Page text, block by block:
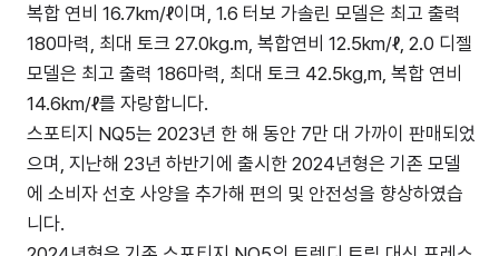
복합 연비 16.7km/ℓ이며, 1.6 터보 가솔린 모델은 최고 출력
180마력, 최대 토크 27.0kg.m, 복합연비 12.5km/ℓ, 2.0 디젤
모델은 최고 출력 186마력, 최대 토크 42.5kg,m, 복합 연비
14.6km/ℓ를 자랑합니다.
스포티지 NQ5는 2023년 한 해 동안 7만 대 가까이 판매되었
으며, 지난해 23년 하반기에 출시한 2024년형은 기존 모델
에 소비자 선호 사양을 추가해 편의 및 안전성을 향상하였습
니다.